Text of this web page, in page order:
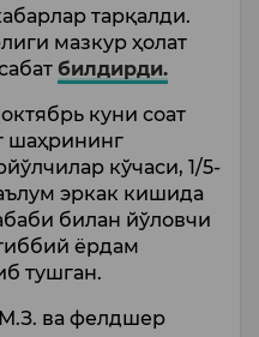
тарқалди.
мазкур ҳолат
билдирди.
куни соат
шаҳрининг
кўчаси, 1/5-
эркак кишида
билан йўловчи
ёрдам
тушган.
ва фелдшер